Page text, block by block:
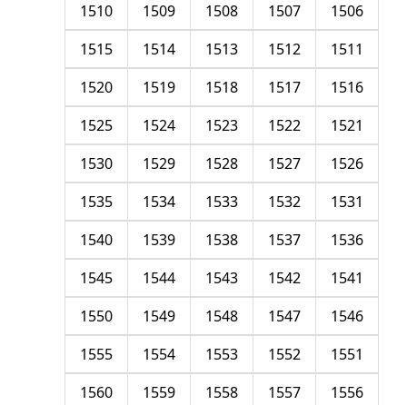
1506
1507
1508
1509
1510
1511
1512
1513
1514
1515
1516
1517
1518
1519
1520
1521
1522
1523
1524
1525
1526
1527
1528
1529
1530
1531
1532
1533
1534
1535
1536
1537
1538
1539
1540
1541
1542
1543
1544
1545
1546
1547
1548
1549
1550
1551
1552
1553
1554
1555
1556
1557
1558
1559
1560